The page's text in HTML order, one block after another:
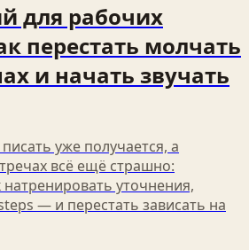
для рабочих
перестать молчать
и начать звучать
уже получается, а
всё ещё страшно:
уточнения,
— и перестать зависать на